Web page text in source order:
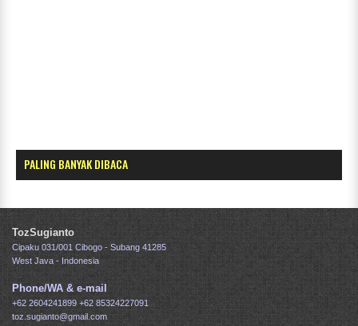
PALING BANYAK DIBACA
TozSugianto
Cipaku 031/001 Cibogo - Subang 41285
West Java - Indonesia
Phone/WA & e-mail
+62 2604241899+62 85324227091
toz.sugianto@gmail.com